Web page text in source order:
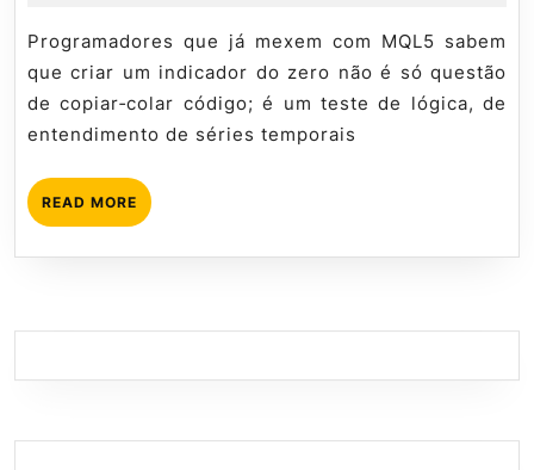
em
MQL5
Guia
2026
tutorial
Programadores que já mexem com MQL5 sabem
que criar um indicador do zero não é só questão
de copiar‑colar código; é um teste de lógica, de
entendimento de séries temporais
READ MORE READ
MORE